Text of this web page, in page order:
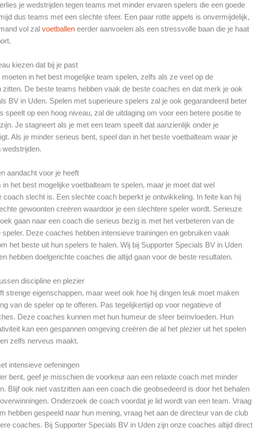
je wedstrijden tegen teams met minder ervaren spelers die een goede
dus teams met een slechte sfeer. Een paar rotte appels is onvermijdelijk,
vol zalvoetballen eerder aanvoelen als een stressvolle baan die je haat
kiezen dat bij je past
in het best mogelijke team spelen, zelfs als ze veel op de
zitten. De beste teams hebben vaak de beste coaches en dat merk je ook
BV in Uden. Spelen met superieure spelers zal je ook gegarandeerd beter
speelt op een hoog niveau, zal de uitdaging om voor een betere positie te
Je stagneert als je met een team speelt dat aanzienlijk onder je
Als je minder serieus bent, speel dan in het beste voetbalteam waar je
wedstrijden.
aandacht voor je heeft
in het best mogelijke voetbalteam te spelen, maar je moet dat wel
coach slecht is. Een slechte coach beperkt je ontwikkeling. In feite kan hij
gewoonten creëren waardoor je een slechtere speler wordt. Serieuze
gaan naar een coach die serieus bezig is met het verbeteren van de
Deze coaches hebben intensieve trainingen en gebruiken vaak
het beste uit hun spelers te halen. Wij bij Supporter Specials BV in Uden
hebben doelgerichte coaches die altijd gaan voor de beste resultaten.
discipline en plezier
strenge eigenschappen, maar weet ook hoe hij dingen leuk moet maken
van de speler op te offeren. Pas tegelijkertijd op voor negatieve of
Deze coaches kunnen met hun humeur de sfeer beïnvloeden. Hun
kan een gespannen omgeving creëren die al het plezier uit het spelen
zelfs nerveus maakt.
intensieve oefeningen
bent, geef je misschien de voorkeur aan een relaxte coach met minder
Blijf ook niet vastzitten aan een coach die geobsedeerd is door het behalen
Onderzoek de coach voordat je lid wordt van een team. Vraag
hebben gespeeld naar hun mening, vraag het aan de directeur van de club
coaches. Bij Supporter Specials BV in Uden zijn onze coaches altijd direct